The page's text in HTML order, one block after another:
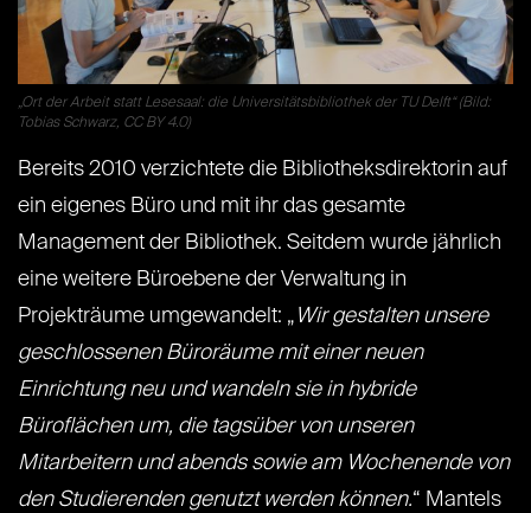
„Ort der Arbeit statt Lesesaal: die Universitätsbibliothek der TU Delft“ (Bild:
Tobias Schwarz, CC BY 4.0)
Bereits 2010 verzichtete die Bibliotheksdirektorin auf
ein eigenes Büro und mit ihr das gesamte
Management der Bibliothek. Seitdem wurde jährlich
eine weitere Büroebene der Verwaltung in
Projekträume umgewandelt: „ Wir gestalten unsere
geschlossenen Büroräume mit einer neuen
Einrichtung neu und wandeln sie in hybride
Büroflächen um, die tagsüber von unseren
Mitarbeitern und abends sowie am Wochenende von
den Studierenden genutzt werden können.“ Mantels